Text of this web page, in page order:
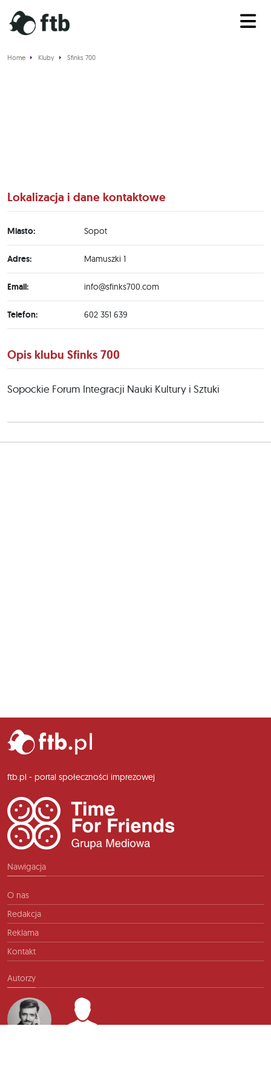
Home Kluby Sfinks 700
Lokalizacja i dane kontaktowe
Miasto: Sopot
Adres: Mamuszki 1
Email: info@sfinks700.com
Telefon: 602 351 639
Opis klubu Sfinks 700
Sopockie Forum Integracji Nauki Kultury i Sztuki
ftb.pl - portal społeczności imprezowej
Nawigacja
O nas
Redakcja
Reklama
Kontakt
Autorzy